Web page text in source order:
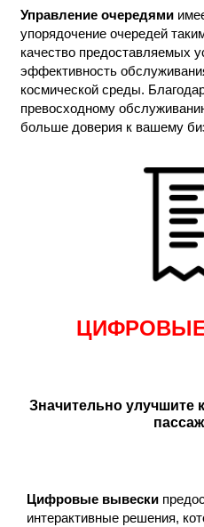
Управление очередями
упорядочение очередей
качество предоставляемых
эффективность
космической среды.
превосходному
больше доверия к вашему
Значительно улучшите
Цифровые вывески
интерактивные решения,